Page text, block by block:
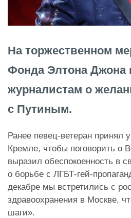
На торжественном
Фонда Элтона Джона
журналистам о
с Путиным.
Ранее певец-ветеран принял
Кремле, чтобы поговорить
выразил обеспокоенность в
о борьбе с ЛГБТ-гей-
декабре мы встретились с
здравоохранения в Москве,
шаги».